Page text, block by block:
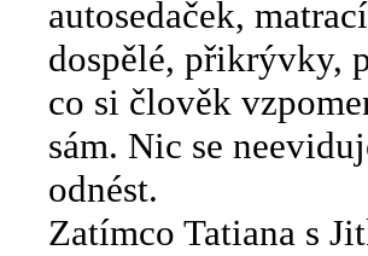
autosedaček,
dospělé, přikrývky,
co si člověk
sám. Nic se
odnést.
Zatímco Tatiana s